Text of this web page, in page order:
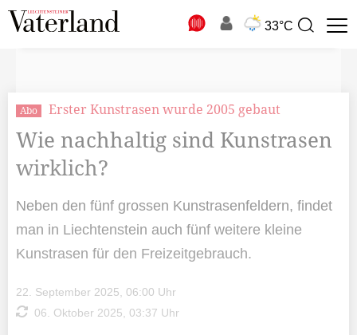
33°C
Suchbegriff
Abo Erster Kunstrasen wurde 2005 gebaut
Wie nachhaltig sind Kunstrasen
wirklich?
Neben den fünf grossen Kunstrasenfeldern, findet
man in Liechtenstein auch fünf weitere kleine
Kunstrasen für den Freizeitgebrauch.
22. September 2025, 06:00 Uhr
06. Oktober 2025, 03:37 Uhr